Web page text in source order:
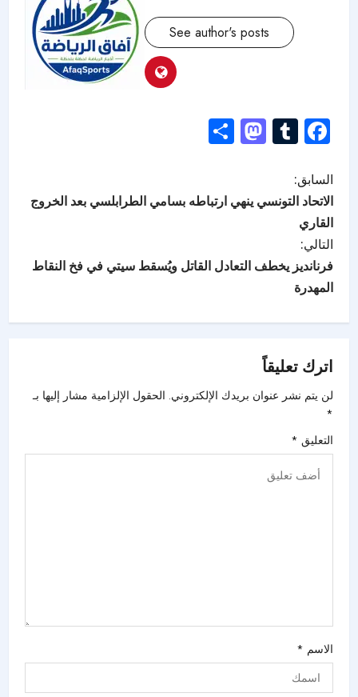
See author's posts
Facebook
Tumblr
Mastodon
السابق:
الاتحاد التونسي ينهي ارتباطه بسامي الطرابلسي بعد الخروج
القاري
التالي:
فرنانديز يخطف التعادل القاتل ويُسقط سيتي في فخ النقاط
المهدرة
اترك تعليقاً
لن يتم نشر عنوان بريدك الإلكتروني. الحقول الإلزامية مشار إليها بـ
*
التعليق *
الاسم *